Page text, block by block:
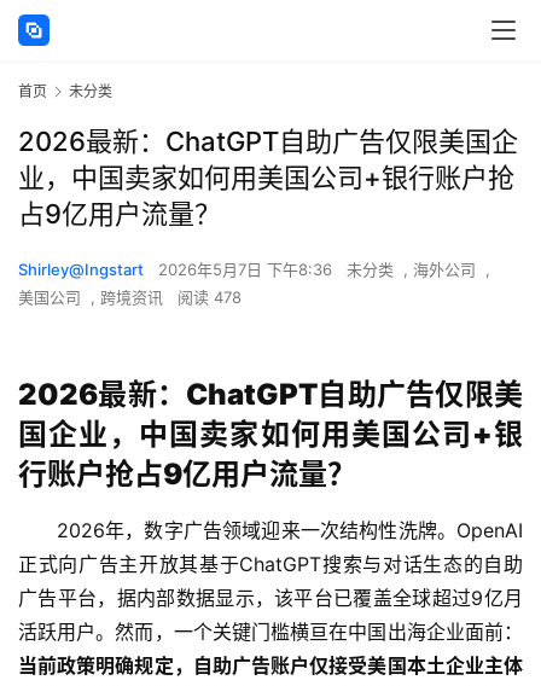
首页 未分类
2026最新：ChatGPT自助广告仅限美国企
业，中国卖家如何用美国公司+银行账户抢
占9亿用户流量？
Shirley@Ingstart 2026年5月7日 下午8:36 未分类 , 海外公司
,
美国公司
, 跨境资讯 阅读 478
2026最新：ChatGPT自助广告仅限美
国企业，中国卖家如何用美国公司+银
行账户抢占9亿用户流量？
2026年，数字广告领域迎来一次结构性洗牌。OpenAI
正式向广告主开放其基于ChatGPT搜索与对话生态的自助
广告平台，据内部数据显示，该平台已覆盖全球超过9亿月
活跃用户。然而，一个关键门槛横亘在中国出海企业面前：
当前政策明确规定，自助广告账户仅接受美国本土企业主体